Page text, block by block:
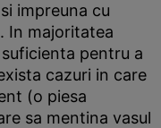
impreuna cu
In majoritatea
pentru a
cazuri in care
(o piesa
sa mentina vasul